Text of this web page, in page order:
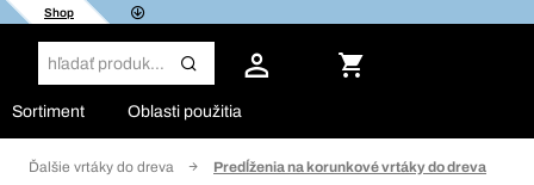
Shop
Sortiment Oblasti použitia
Ďalšie vrtáky do dreva Predĺženia na korunkové vrtáky do dreva